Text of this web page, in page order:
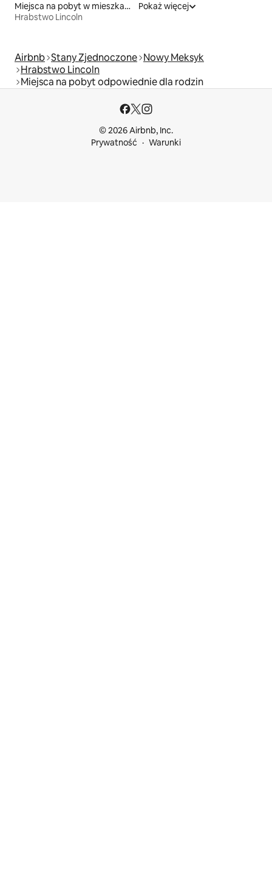
Miejsca na pobyt w mieszkaniach typu condo
Hrabstwo Lincoln
Pokaż więcej
Airbnb Stany Zjednoczone Nowy Meksyk
Hrabstwo Lincoln
Miejsca na pobyt odpowiednie dla rodzin
© 2026 Airbnb, Inc.
Prywatność
Warunki